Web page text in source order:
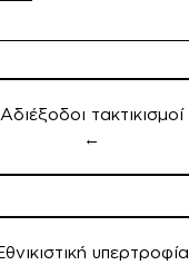
Αδιέξοδοι τακτικισμοί
←
υπερτροφία